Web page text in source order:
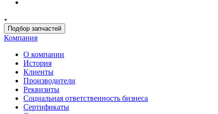
Подбор запчастей
Компания
О компании
История
Клиенты
Производители
Реквизиты
Социальная ответственность бизнеса
Сертификаты